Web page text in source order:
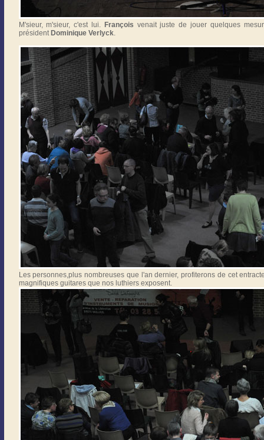
M'sieur, m'sieur, c'est lui. François venait juste de jouer quelques
président Dominique Verlyck.
Les personnes,plus nombreuses que l'an dernier, profiterons de cet
magnifiques guitares que nos luthiers exposent.